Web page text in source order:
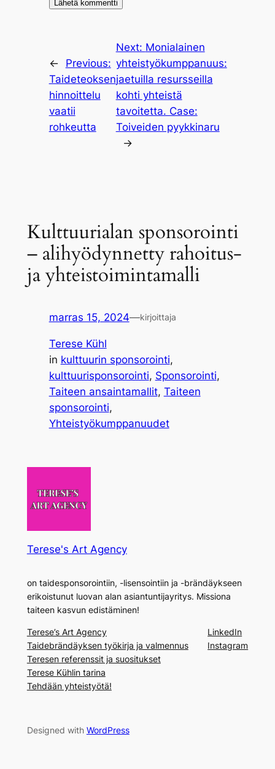
←
Previous:
Taideteoksen
hinnoittelu
vaatii
rohkeutta
Next: Monialainen
yhteistyökumppanuus:
jaetuilla resursseilla
kohti yhteistä
tavoitetta. Case:
Toiveiden pyykkinaru
→
Kulttuurialan sponsorointi
– alihyödynnetty rahoitus-
ja yhteistoimintamalli
marras 15, 2024—kirjoittaja
Terese Kühl
in kulttuurin sponsorointi
kulttuurisponsorointi, Sponsorointi
Taiteen ansaintamallit, Taiteen
sponsorointi
Yhteistyökumppanuudet
Terese's Art Agency
on taidesponsorointiin, -lisensointiin ja -brändäykseen
erikoistunut luovan alan asiantuntijayritys. Missiona
taiteen kasvun edistäminen!
Terese’s Art Agency
Taidebrändäyksen työkirja ja valmennus
Teresen referenssit ja suositukset
Terese Kühlin tarina
Tehdään yhteistyötä!
LinkedIn
Instagram
Designed with WordPress